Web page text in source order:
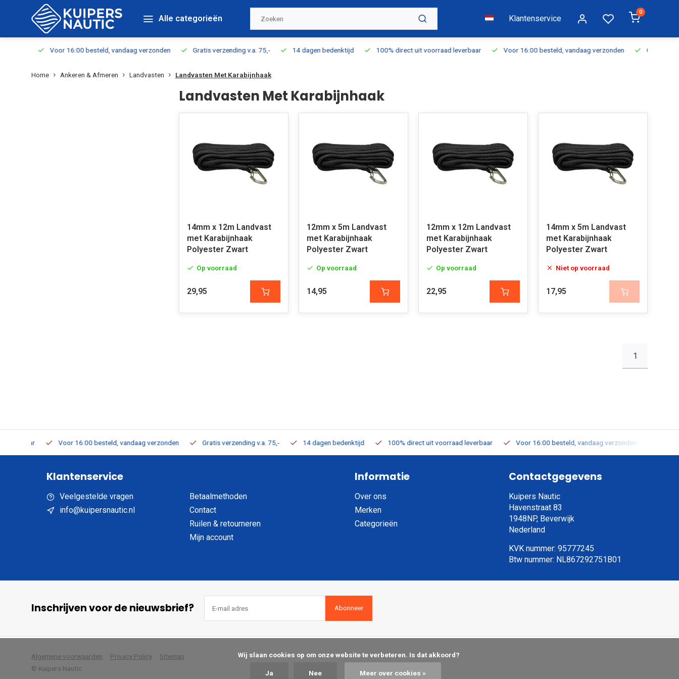
Alle categorieën Klantenservice
0
Voor 16:00 besteld, vandaag verzonden Gratis verzending v.a. 75,- 14 dagen bedenktijd 100% direct uit voorraad leverbaar Voor 16:00 besteld, vandaag verzonden Gratis
Home Ankeren & Afmeren Landvasten Landvasten Met Karabijnhaak
Landvasten Met Karabijnhaak
14mm x 12m Landvast
met Karabijnhaak
Polyester Zwart
Op voorraad
29,95
12mm x 5m Landvast
met Karabijnhaak
Polyester Zwart
Op voorraad
14,95
12mm x 12m Landvast
met Karabijnhaak
Polyester Zwart
Op voorraad
22,95
14mm x 5m Landvast
met Karabijnhaak
Polyester Zwart
Niet op voorraad
17,95
1
Voor 16:00 besteld, vandaag verzonden Gratis verzending v.a. 75,- 14 dagen bedenktijd 100% direct uit voorraad leverbaar Voor 16:00 besteld, vandaag verzonden
Klantenservice
Veelgestelde vragen
info@kuipersnautic.nl
Betaalmethoden
Contact
Ruilen & retourneren
Mijn account
Informatie
Over ons
Merken
Categorieën
Contactgegevens
Kuipers Nautic
Havenstraat 83
1948NP, Beverwijk
Nederland
KVK nummer: 95777245
Btw nummer: NL867292751B01
Inschrijven voor de nieuwsbrief? Abonneer
Algemene voorwaarden Privacy Policy
Sitemap
© Kuipers Nautic
Ja Nee Meer over cookies »